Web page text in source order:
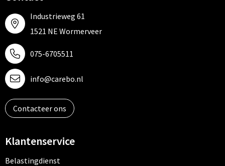
Industrieweg 61
1521 NE Wormerveer
075-6705511
info@carebo.nl
Contacteer ons
Klantenservice
Belastingdienst